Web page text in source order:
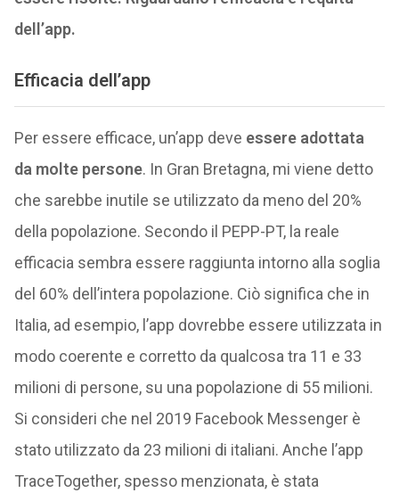
dell’app.
Efficacia dell’app
Per essere efficace, un’app deve essere adottata
da molte persone. In Gran Bretagna, mi viene detto
che sarebbe inutile se utilizzato da meno del 20%
della popolazione. Secondo il PEPP-PT, la reale
efficacia sembra essere raggiunta intorno alla soglia
del 60% dell’intera popolazione. Ciò significa che in
Italia, ad esempio, l’app dovrebbe essere utilizzata in
modo coerente e corretto da qualcosa tra 11 e 33
milioni di persone, su una popolazione di 55 milioni.
Si consideri che nel 2019 Facebook Messenger è
stato utilizzato da 23 milioni di italiani. Anche l’app
TraceTogether, spesso menzionata, è stata